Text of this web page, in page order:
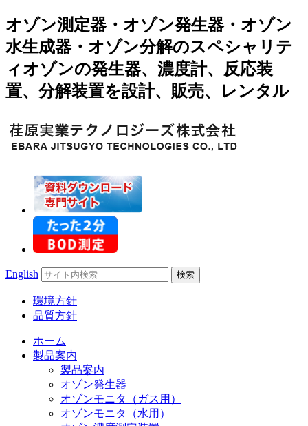
オゾン測定器・オゾン発生器・オゾン
水生成器・オゾン分解のスペシャリテ
ィオゾンの発生器、濃度計、反応装
置、分解装置を設計、販売、レンタル
English Search
for:
環境方針
品質方針
ホーム
製品案内
製品案内
オゾン発生器
オゾンモニタ（ガス用）
オゾンモニタ（水用）